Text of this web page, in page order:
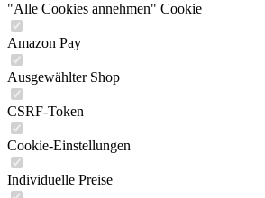
"Alle Cookies annehmen" Cookie
Amazon Pay
Ausgewählter Shop
CSRF-Token
Cookie-Einstellungen
Individuelle Preise